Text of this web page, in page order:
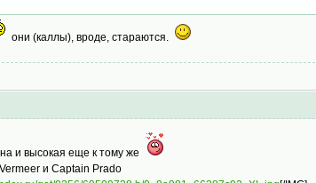
они (каллы), вроде, стараются.
и высокая еще к тому же
и Captain Prado